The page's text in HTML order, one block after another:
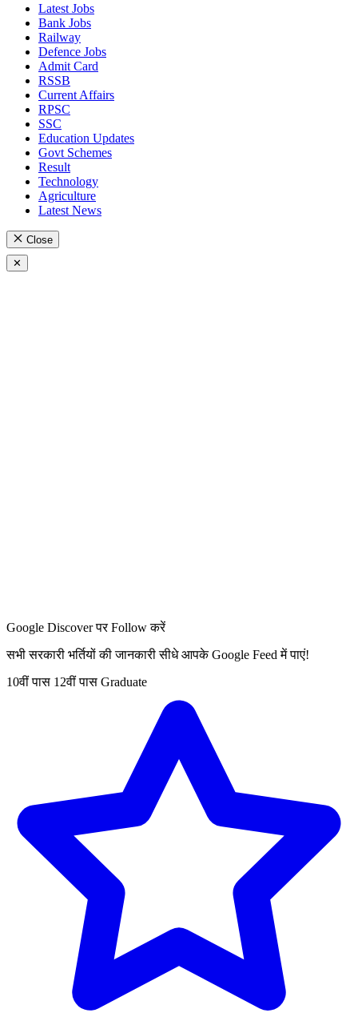
Latest Jobs
Bank Jobs
Railway
Defence Jobs
Admit Card
RSSB
Current Affairs
RPSC
SSC
Education Updates
Govt Schemes
Result
Technology
Agriculture
Latest News
Close
✕
Google Discover पर Follow करें
सभी सरकारी भर्तियों की जानकारी सीधे आपके Google Feed में पाएं!
10वीं पास 12वीं पास Graduate